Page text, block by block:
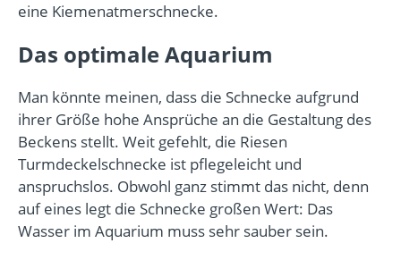
eine Kiemenatmerschnecke.
Das optimale Aquarium
Man könnte meinen, dass die Schnecke aufgrund
ihrer Größe hohe Ansprüche an die Gestaltung des
Beckens stellt. Weit gefehlt, die Riesen
Turmdeckelschnecke ist pflegeleicht und
anspruchslos. Obwohl ganz stimmt das nicht, denn
auf eines legt die Schnecke großen Wert: Das
Wasser im Aquarium muss sehr sauber sein.